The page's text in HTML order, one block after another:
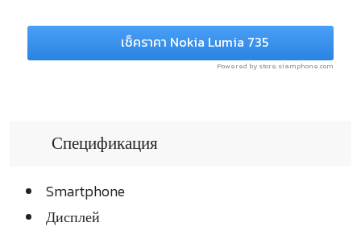
เช็คราคา Nokia Lumia 735
Powered by store.siamphone.com
Спецификация
Smartphone
Дисплей